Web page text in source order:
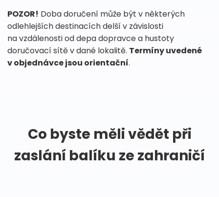
POZOR! Doba doručení může být v některých
odlehlejších destinacích delší v závislosti
na vzdálenosti od depa dopravce a hustoty
doručovací sítě v dané lokalitě. Termíny uvedené
v objednávce jsou orientační.
Co byste měli vědět při
zaslání balíku ze zahraničí